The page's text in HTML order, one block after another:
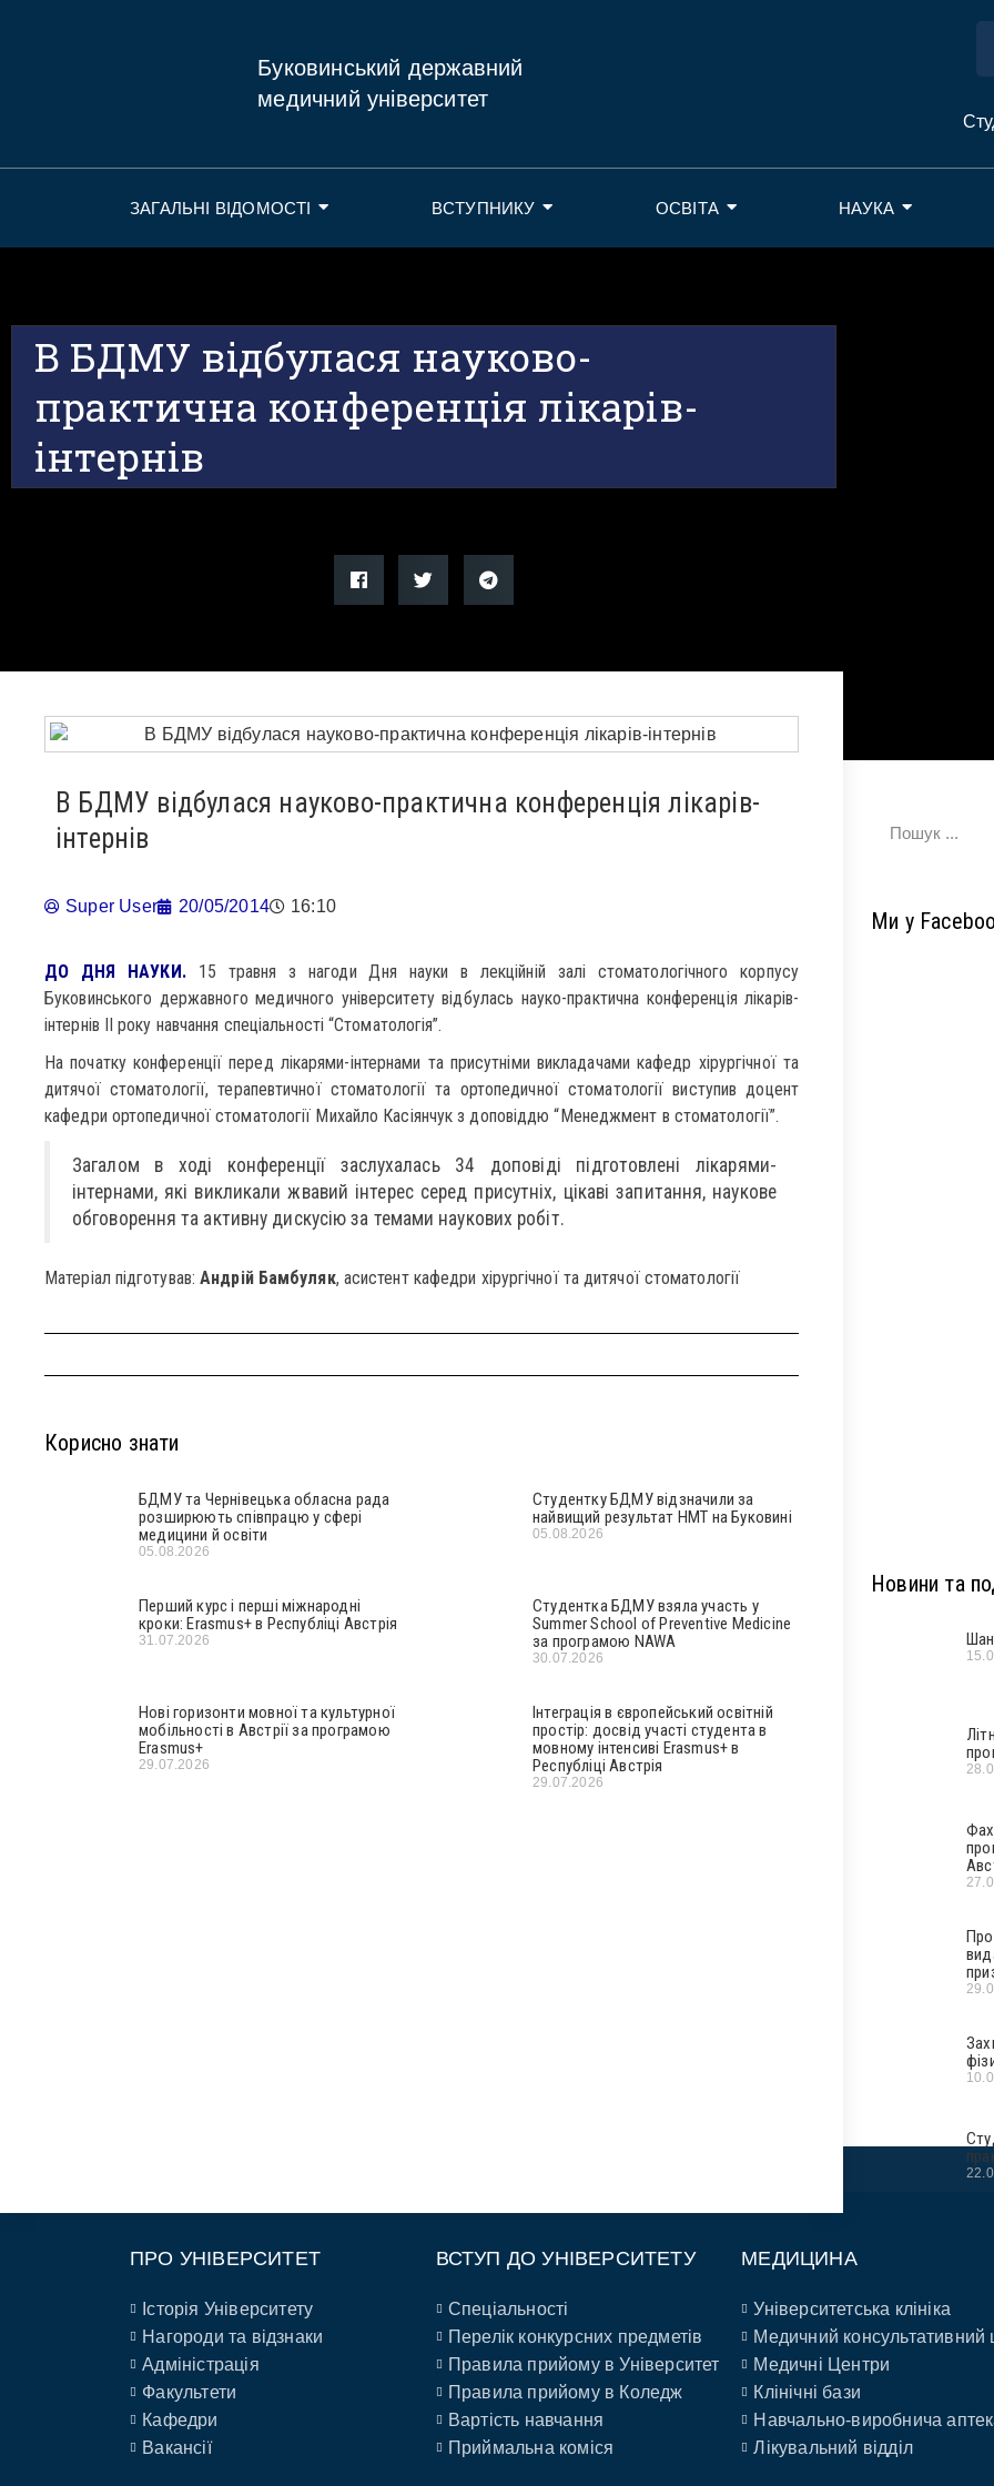
Буковинський державний
медичний університет
ЗАГАЛЬНІ ВІДОМОСТІ ВСТУПНИКУ ОСВІТА НАУКА
В БДМУ відбулася науково-
практична конференція лікарів-
інтернів
В БДМУ відбулася науково-практична конференція лікарів-
інтернів
Super User 20/05/2014 16:10
ДО ДНЯ НАУКИ.15 травня з нагоди Дня науки в лекційній залі стоматологічного корпусу
Буковинського державного медичного університету відбулась науко-практична конференція лікарів-
інтернів ІІ року навчання спеціальності “Стоматологія”.
На початку конференції перед лікарями-інтернами та присутніми викладачами кафедр хірургічної та
дитячої стоматології, терапевтичної стоматології та ортопедичної стоматології виступив доцент
кафедри ортопедичної стоматології Михайло Касіянчук з доповіддю “Менеджмент в стоматології”.
Загалом в ході конференції заслухалась 34 доповіді підготовлені лікарями-
інтернами, які викликали жвавий інтерес серед присутніх, цікаві запитання, наукове
обговорення та активну дискусію за темами наукових робіт.
Матеріал підготував:Андрій Бамбуляк, асистент кафедри хірургічної та дитячої стоматології
Корисно знати
БДМУ та Чернівецька обласна рада
розширюють співпрацю у сфері
медицини й освіти
05.08.2026
Студентку БДМУ відзначили за
найвищий результат НМТ на Буковині
05.08.2026
Перший курс і перші міжнародні
кроки: Erasmus+ в Республіці Австрія
31.07.2026
Студентка БДМУ взяла участь у
Summer School of Preventive Medicine
за програмою NAWA
30.07.2026
Нові горизонти мовної та культурної
мобільності в Австрії за програмою
Erasmus+
29.07.2026
Інтеграція в європейський освітній
простір: досвід участі студента в
мовному інтенсиві Erasmus+ в
Республіці Австрія
29.07.2026
Ми у
Новини та
ПРО УНІВЕРСИТЕТ
Історія Університету
Нагороди та відзнаки
Адміністрація
Факультети
Кафедри
Вакансії
ВСТУП ДО УНІВЕРСИТЕТУ
Спеціальності
Перелік конкурсних предметів
Правила прийому в Університет
Правила прийому в Коледж
Вартість навчання
Приймальна коміся
МЕДИЦИНА
Університетська клініка
Медичний консультативний
Медичні Центри
Клінічні бази
Навчально-виробнича
Лікувальний відділ